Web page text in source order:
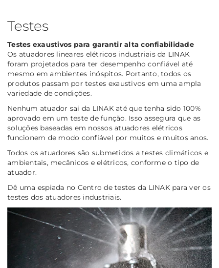
Testes
Testes exaustivos para garantir alta confiabilidade
Os atuadores lineares elétricos industriais da LINAK
foram projetados para ter desempenho confiável até
mesmo em ambientes inóspitos. Portanto, todos os
produtos passam por testes exaustivos em uma ampla
variedade de condições.
Nenhum atuador sai da LINAK até que tenha sido 100%
aprovado em um teste de função. Isso assegura que as
soluções baseadas em nossos atuadores elétricos
funcionem de modo confiável por muitos e muitos anos.
Todos os atuadores são submetidos a testes climáticos e
ambientais, mecânicos e elétricos, conforme o tipo de
atuador.
Dê uma espiada no Centro de testes da LINAK para ver os
testes dos atuadores industriais.